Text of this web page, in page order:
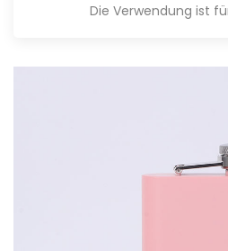
Die Verwendung ist